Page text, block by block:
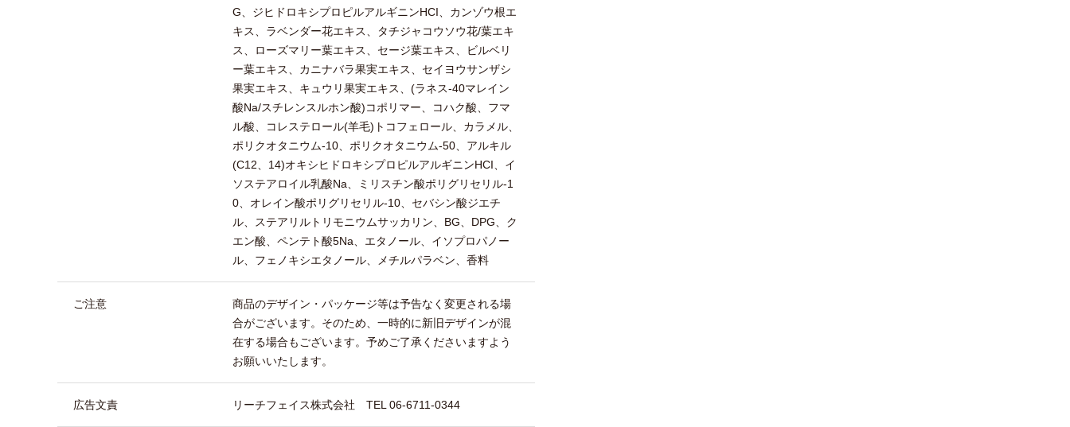
G、ジヒドロキシプロピルアルギニンHCI、カンゾウ根エ
キス、ラベンダー花エキス、タチジャコウソウ花/葉エキ
ス、ローズマリー葉エキス、セージ葉エキス、ビルベリ
ー葉エキス、カニナバラ果実エキス、セイヨウサンザシ
果実エキス、キュウリ果実エキス、(ラネス-40マレイン
酸Na/スチレンスルホン酸)コポリマー、コハク酸、フマ
ル酸、コレステロール(羊毛)トコフェロール、カラメル、
ポリクオタニウム-10、ポリクオタニウム-50、アルキル
(C12、14)オキシヒドロキシプロピルアルギニンHCI、イ
ソステアロイル乳酸Na、ミリスチン酸ポリグリセリル-1
0、オレイン酸ポリグリセリル-10、セバシン酸ジエチ
ル、ステアリルトリモニウムサッカリン、BG、DPG、ク
エン酸、ペンテト酸5Na、エタノール、イソプロパノー
ル、フェノキシエタノール、メチルパラベン、香料
ご注意
商品のデザイン・パッケージ等は予告なく変更される場
合がございます。そのため、一時的に新旧デザインが混
在する場合もございます。予めご了承くださいますよう
お願いいたします。
広告文責 リーチフェイス株式会社 TEL 06-6711-0344